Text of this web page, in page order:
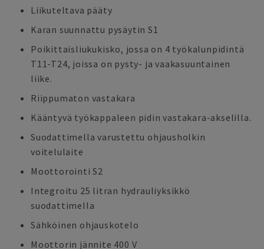
Liikuteltava pääty
Karan suunnattu pysäytin S1
Poikittaisliukukisko, jossa on 4 työkalunpidintä
T11-T24, joissa on pysty- ja vaakasuuntainen
liike.
Riippumaton vastakara
Kääntyvä työkappaleen pidin vastakara-akselilla.
Suodattimella varustettu ohjausholkin
voitelulaite
Moottorointi S2
Integroitu 25 litran hydrauliyksikkö
suodattimella
Sähköinen ohjauskotelo
Moottorin jännite 400 V